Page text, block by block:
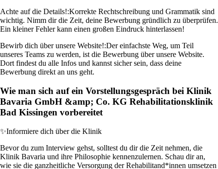
Achte auf die Details!:Korrekte Rechtschreibung und Grammatik sind
wichtig. Nimm dir die Zeit, deine Bewerbung gründlich zu überprüfen.
Ein kleiner Fehler kann einen großen Eindruck hinterlassen!
Bewirb dich über unsere Website!:Der einfachste Weg, um Teil
unseres Teams zu werden, ist die Bewerbung über unsere Website.
Dort findest du alle Infos und kannst sicher sein, dass deine
Bewerbung direkt an uns geht.
Wie man sich auf ein Vorstellungsgespräch bei Klinik
Bavaria GmbH &amp; Co. KG Rehabilitationsklinik
Bad Kissingen vorbereitet
✨Informiere dich über die Klinik
Bevor du zum Interview gehst, solltest du dir die Zeit nehmen, die
Klinik Bavaria und ihre Philosophie kennenzulernen. Schau dir an,
wie sie die ganzheitliche Versorgung der Rehabilitand*innen umsetzen